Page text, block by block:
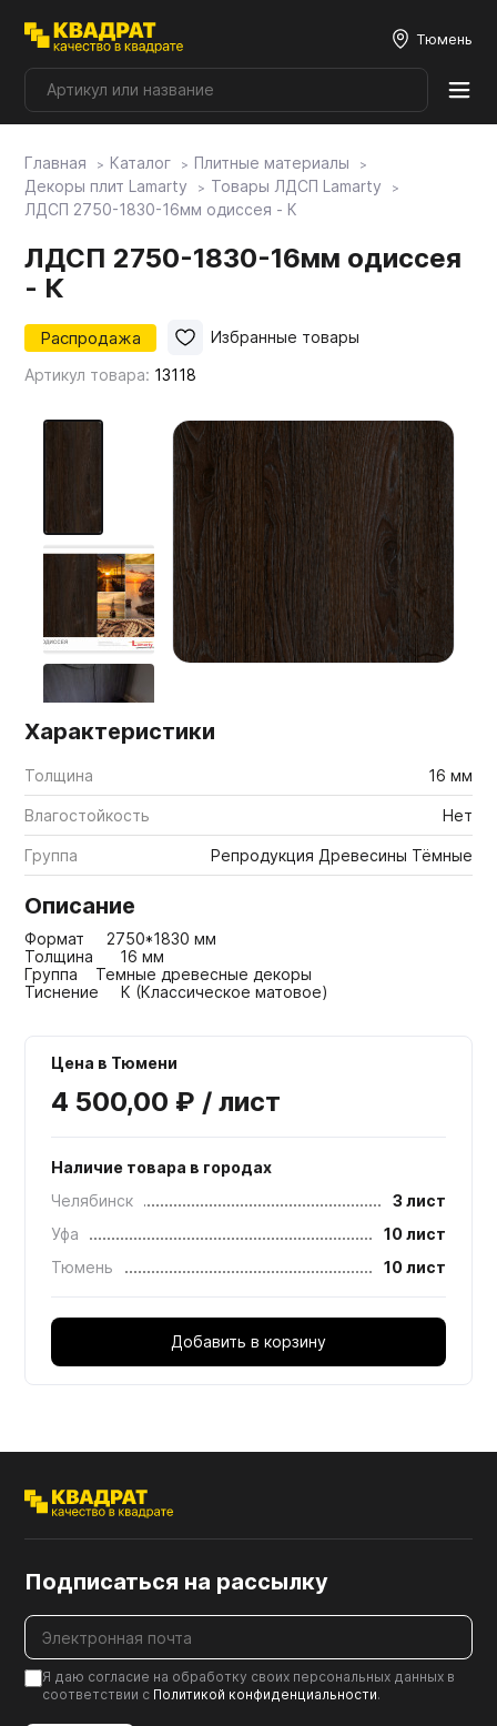
Тюмень
Плитные материалы
Мой ЭГГЕР
Мебельные образцы, каталоги
Главная Каталог
Плитные материалы
Декоры плит Lamarty
Товары ЛДСП Lamarty
ЛДСП 2750-1830-16мм одиссея - К
ЛДСП 2750-1830-16мм одиссея
- К
Распродажа
Артикул товара: 13118
Избранные товары
Характеристики
Толщина 16 мм
Влагостойкость Нет
Группа Репродукция Древесины Тёмные
Описание
Формат 2750*1830 мм
Толщина 16 мм
Группа Темные древесные декоры
Тиснение К (Классическое матовое)
Цена в Тюмени
4 500,00 ₽ / лист
Наличие товара в городах
Челябинск
3 лист
Уфа
10 лист
Тюмень
10 лист
Добавить в корзину
Подписаться на рассылку
Я даю согласие на обработку своих персональных данных в
соответствии с Политикой конфиденциальности.